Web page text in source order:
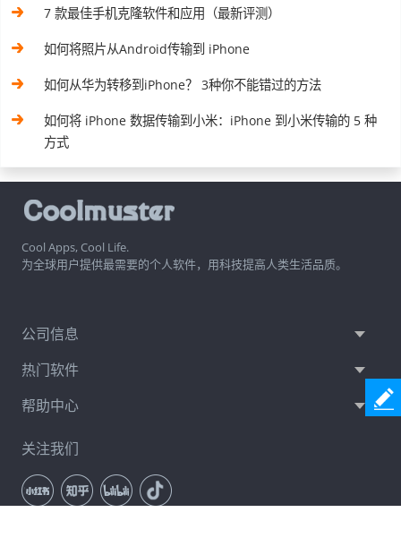
7 款最佳手机克隆软件和应用（最新评测）
如何将照片从Android传输到 iPhone
如何从华为转移到iPhone？ 3种你不能错过的方法
如何将 iPhone 数据传输到小米：iPhone 到小米传输的 5 种
方式
Cool Apps, Cool Life.
为全球用户提供最需要的个人软件，用科技提高人类生活品质。
公司信息
热门软件
帮助中心
关注我们